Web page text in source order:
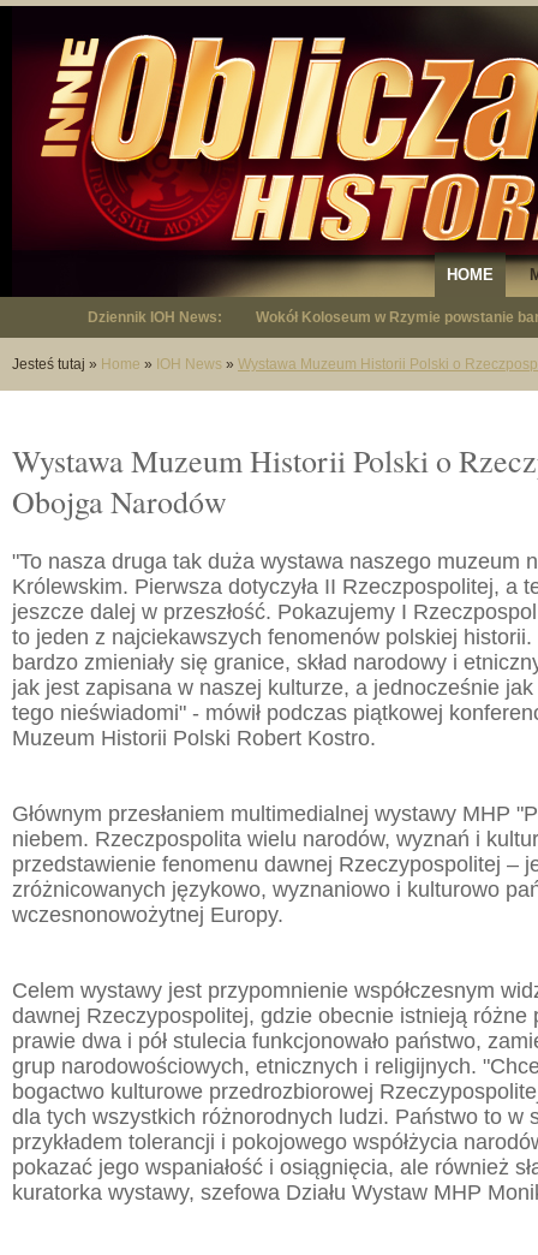
HOME
Dziennik IOH News: "Niepodległy - opowieść o Januszu
Jesteś tutaj » Home » IOH News » Wystawa Muzeum Historii Polski o
Wystawa Muzeum Historii Polski o
Obojga Narodów
"To nasza druga tak duża wystawa naszego muzeum
Królewskim. Pierwsza dotyczyła II Rzeczpospolitej, a
jeszcze dalej w przeszłość. Pokazujemy I
to jeden z najciekawszych fenomenów polskiej
bardzo zmieniały się granice, skład narodowy i
jak jest zapisana w naszej kulturze, a jednocześnie
tego nieświadomi" - mówił podczas piątkowej
Muzeum Historii Polski Robert Kostro.
Głównym przesłaniem multimedialnej wystawy MHP
niebem. Rzeczpospolita wielu narodów, wyznań i
przedstawienie fenomenu dawnej Rzeczypospolitej –
zróżnicowanych językowo, wyznaniowo i kulturowo
wczesnonowożytnej Europy.
Celem wystawy jest przypomnienie współczesnym
dawnej Rzeczypospolitej, gdzie obecnie istnieją różne
prawie dwa i pół stulecia funkcjonowało państwo,
grup narodowościowych, etnicznych i religijnych.
bogactwo kulturowe przedrozbiorowej
dla tych wszystkich różnorodnych ludzi. Państwo to w
przykładem tolerancji i pokojowego współżycia
pokazać jego wspaniałość i osiągnięcia, ale również
kuratorka wystawy, szefowa Działu Wystaw MHP